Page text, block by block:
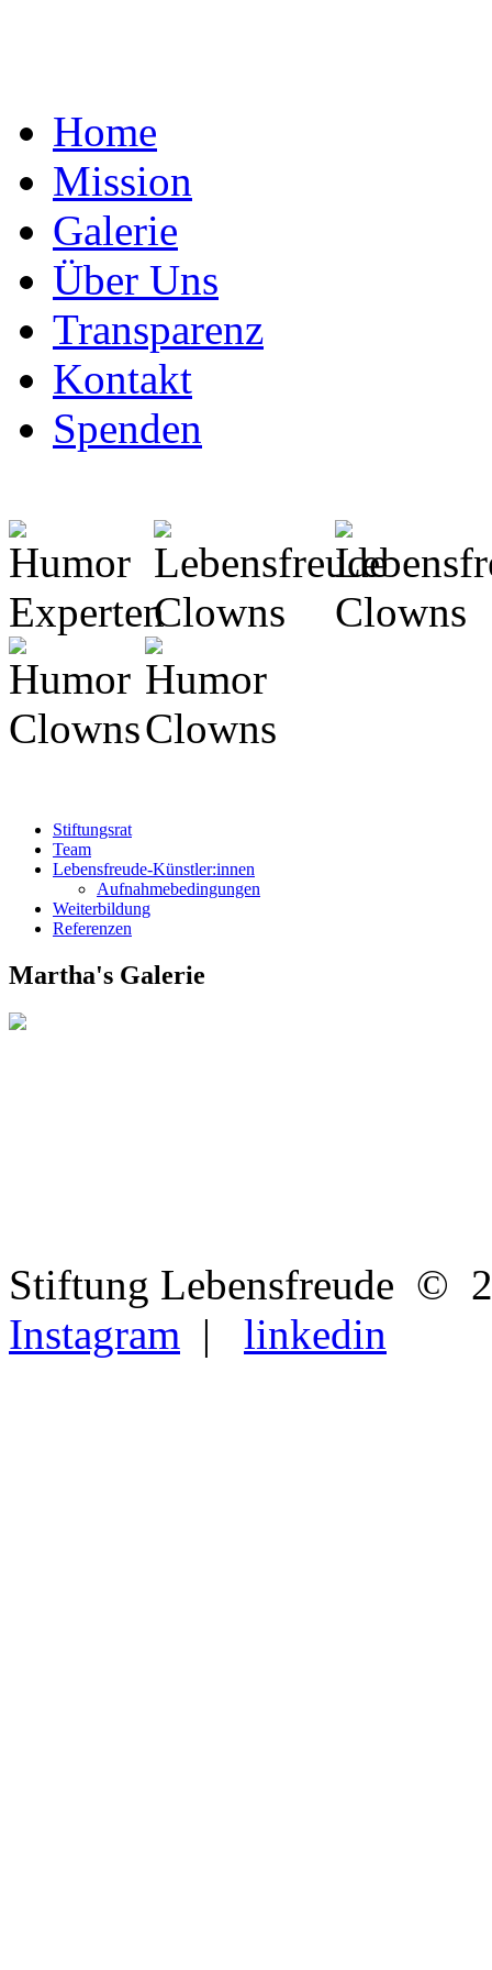
Home
Mission
Galerie
Über Uns
Transparenz
Kontakt
Spenden
Stiftungsrat
Team
Lebensfreude-Künstler:innen
Aufnahmebedingungen
Weiterbildung
Referenzen
Martha's Galerie
Stiftung
Instagram | linkedin